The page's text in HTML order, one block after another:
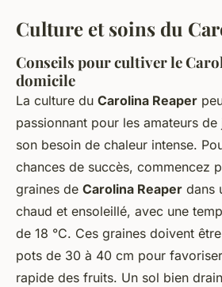
Culture et soins du
Conseils pour cultiver le
domicile
La culture du Carolina Reaper
passionnant pour les amateurs
son besoin de chaleur intense.
chances de succès, commencez
graines de Carolina Reaper dans
chaud et ensoleillé, avec une
de 18 °C. Ces graines doivent
pots de 30 à 40 cm pour
rapide des fruits. Un sol bien